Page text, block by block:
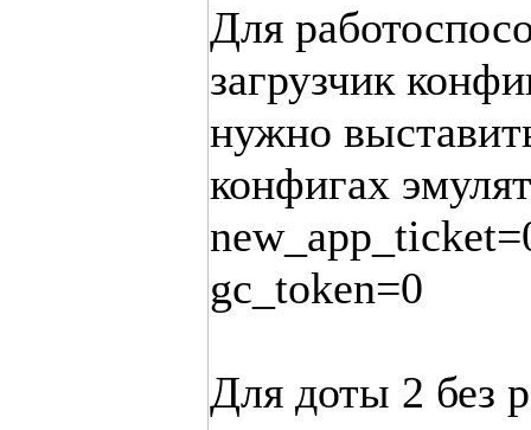
Для
загрузчик
нужно
конфигах
gc_token=0
Для доты 2 без